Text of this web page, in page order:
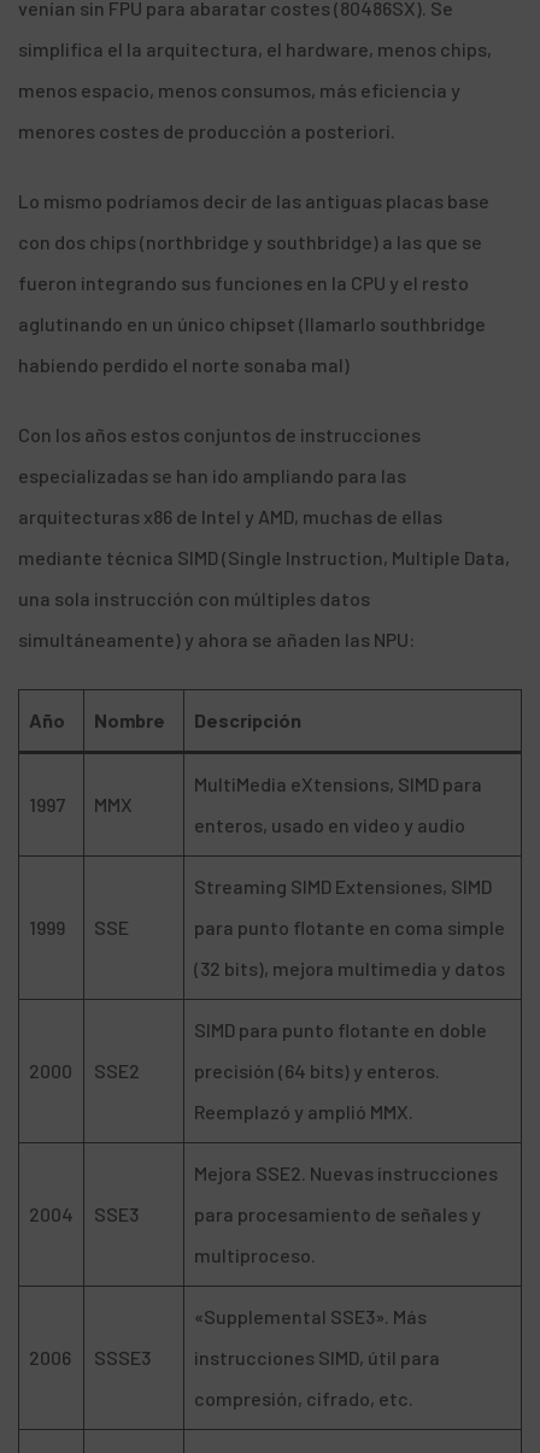
venían sin FPU para abaratar costes (80486SX). Se
simplifica el la arquitectura, el hardware, menos chips,
menos espacio, menos consumos, más eficiencia y
menores costes de producción a posteriori.
Lo mismo podríamos decir de las antiguas placas base
con dos chips (northbridge y southbridge) a las que se
fueron integrando sus funciones en la CPU y el resto
aglutinando en un único chipset (llamarlo southbridge
habiendo perdido el norte sonaba mal)
Con los años estos conjuntos de instrucciones
especializadas se han ido ampliando para las
arquitecturas x86 de Intel y AMD, muchas de ellas
mediante técnica SIMD (Single Instruction, Multiple Data,
una sola instrucción con múltiples datos
simultáneamente) y ahora se añaden las NPU:
Año Nombre Descripción
1997 MMX
MultiMedia eXtensions, SIMD para
enteros, usado en video y audio
1999 SSE
Streaming SIMD Extensiones, SIMD
para punto flotante en coma simple
(32 bits), mejora multimedia y datos
2000 SSE2
SIMD para punto flotante en doble
precisión (64 bits) y enteros.
Reemplazó y amplió MMX.
2004 SSE3
Mejora SSE2. Nuevas instrucciones
para procesamiento de señales y
multiproceso.
2006 SSSE3
«Supplemental SSE3». Más
instrucciones SIMD, útil para
compresión, cifrado, etc.